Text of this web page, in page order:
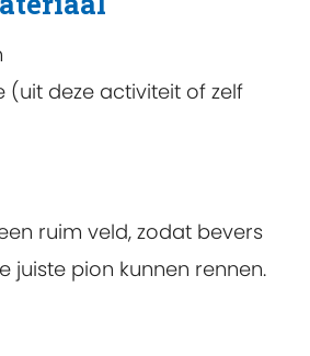
(uit deze activiteit of zelf
ruim veld, zodat bevers
juiste pion kunnen rennen.